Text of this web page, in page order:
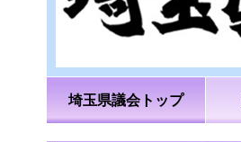
埼玉県議会トップ